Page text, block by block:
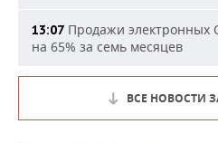
13:07 Продажи электронных
на 65% за семь месяцев
ВСЕ НОВОСТИ